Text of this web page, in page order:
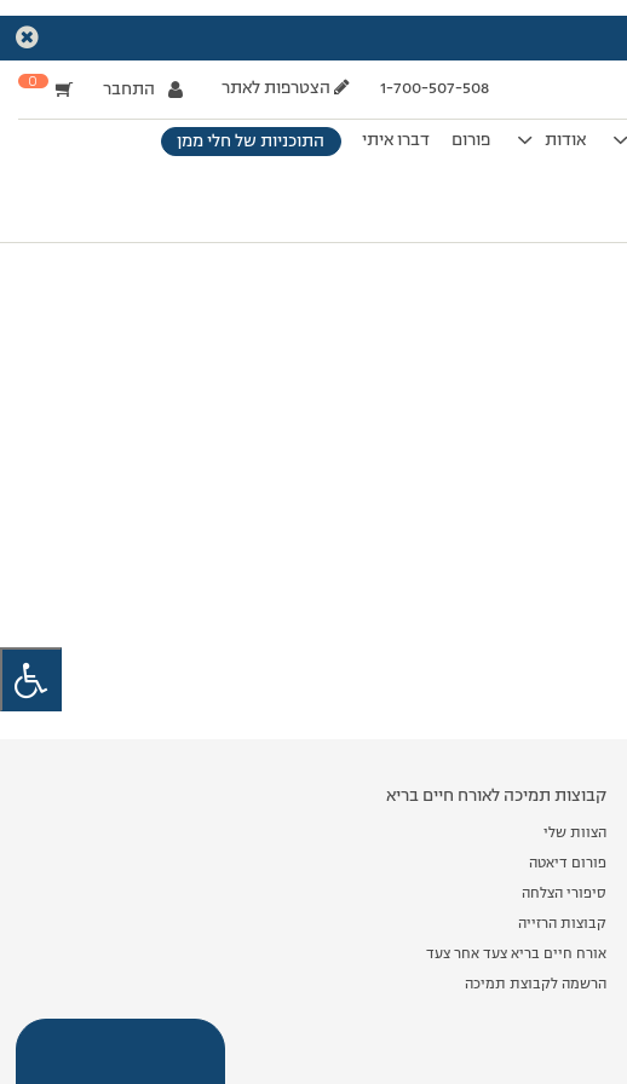
1-700-507-508 הצטרפות לאתר התחבר 0
אודות פורום דברו איתי התוכניות של חלי ממן
קבוצות תמיכה לאורח חיים בריא
הצוות שלי
פורום דיאטה
סיפורי הצלחה
קבוצות הרזייה
אורח חיים בריא צעד אחר צעד
הרשמה לקבוצת תמיכה